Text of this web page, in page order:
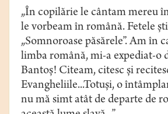
„În copilărie le cântam mereu
le vorbeam în română. Fetele
„Somnoroase păsărele”. Am în
limba română, mi-a expediat-o
Bantoş! Citeam, citesc şi
Evangheliile...Totuşi, o
nu mă simt atât de departe de